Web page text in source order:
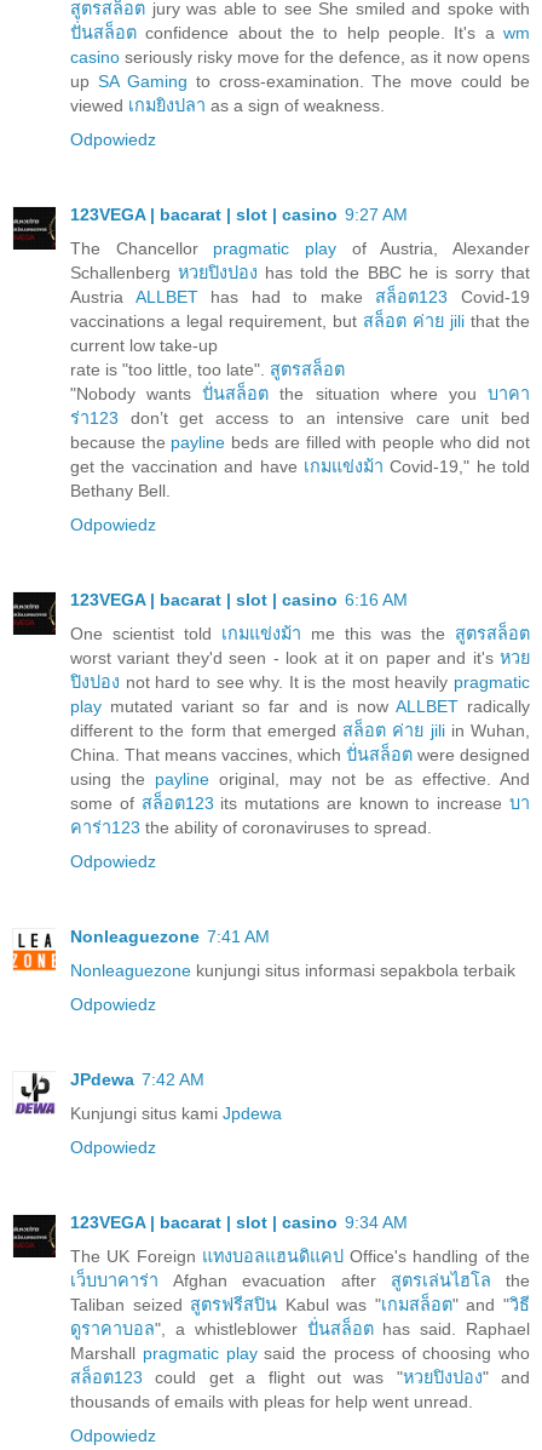
สูตรสล็อต jury was able to see She smiled and spoke with
ปั่นสล็อต confidence about the to help people. It's a wm
casino seriously risky move for the defence, as it now opens
up SA Gaming to cross-examination. The move could be
viewed เกมยิงปลา as a sign of weakness.
Odpowiedz
123VEGA | bacarat | slot | casino 9:27 AM
The Chancellor pragmatic play of Austria, Alexander
Schallenbergหวยปิงปอง has told the BBC he is sorry that
Austria ALLBEThas had to make สล็อต123 Covid-19
vaccinations a legal requirement, but สล็อต ค่าย jili that the
current low take-up
rate is "too little, too late". สูตรสล็อต
"Nobody wantsปั่นสล็อต the situation where youบาคา
ร่า123 don’t get access to an intensive care unit bed
because the payline beds are filled with people who did not
get the vaccination and have เกมแข่งม้า Covid-19," he told
Bethany Bell.
Odpowiedz
123VEGA | bacarat | slot | casino 6:16 AM
One scientist told เกมแข่งม้า me this was the สูตรสล็อต
worst variant they'd seen - look at it on paper and it's หวย
ปิงปอง not hard to see why. It is the most heavily pragmatic
play mutated variant so far and is now ALLBETradically
different to the form that emerged สล็อต ค่าย jiliin Wuhan,
China. That means vaccines, which ปั่นสล็อต were designed
using the payline original, may not be as effective. And
some of สล็อต123 its mutations are known to increaseบา
คาร่า123 the ability of coronaviruses to spread.
Odpowiedz
Nonleaguezone 7:41 AM
Nonleaguezone kunjungi situs informasi sepakbola terbaik
Odpowiedz
JPdewa 7:42 AM
Kunjungi situs kami Jpdewa
Odpowiedz
123VEGA | bacarat | slot | casino 9:34 AM
The UK Foreign แทงบอลแฮนดิแคป Office's handling of the
เว็บบาคาร่า Afghan evacuation after สูตรเล่นไฮโล the
Taliban seized สูตรฟรีสปิน Kabul was "เกมสล็อต" and "วิธี
ดูราคาบอล", a whistleblower ปั่นสล็อตhas said. Raphael
Marshall pragmatic playsaid the process of choosing who
สล็อต123 could get a flight out was "หวยปิงปอง" and
thousands of emails with pleas for help went unread.
Odpowiedz